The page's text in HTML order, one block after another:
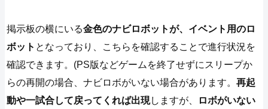
掲示板の横にいる金色のナビロボットが、イベント用のロ
ボット となっており、こちらを確認することで進行状況を
確認できます。(PS版などゲームを終了せずにスリープか
らの再開の場合、ナビロボがいない場合があります。再起
動や一試合して戻ってくれば出現しますが、
ロボがいない